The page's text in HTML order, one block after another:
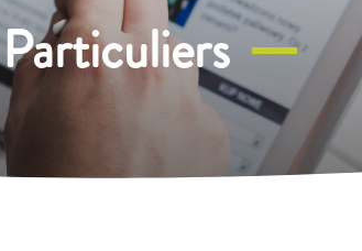
Particuliers